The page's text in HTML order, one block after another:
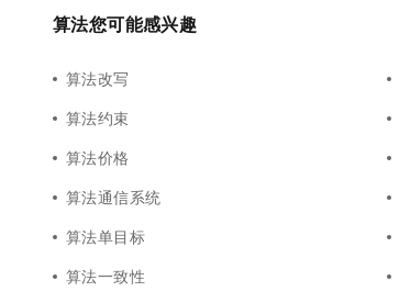
算法您可能感兴趣
算法改写
算法约束
算法价格
算法通信系统
算法单目标
算法一致性